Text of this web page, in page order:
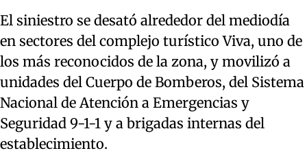
El siniestro se desató alrededor del mediodía
en sectores del complejo turístico Viva, uno de
los más reconocidos de la zona, y movilizó a
unidades del Cuerpo de Bomberos, del Sistema
Nacional de Atención a Emergencias y
Seguridad 9-1-1 y a brigadas internas del
establecimiento.